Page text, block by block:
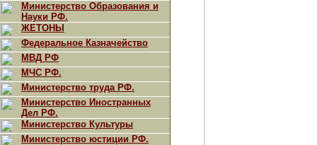
Министерство Образования и
Науки РФ.
ЖЕТОНЫ
Федеральное Казначейство
МВД РФ
МЧС РФ.
Министерство труда РФ.
Министерство Иностранных
Дел РФ.
Министерство Культуры
Министерство юстиции РФ.